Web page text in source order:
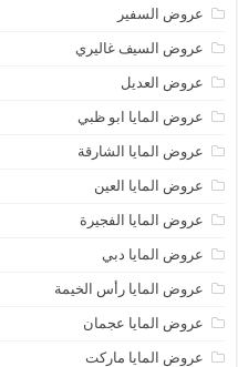
عروض السفير
عروض السيف غاليري
عروض العديل
عروض المايا ابو ظبي
عروض المايا الشارقة
عروض المايا العين
عروض المايا الفجيرة
عروض المايا دبي
عروض المايا رأس الخيمة
عروض المايا عجمان
عروض المايا ماركت